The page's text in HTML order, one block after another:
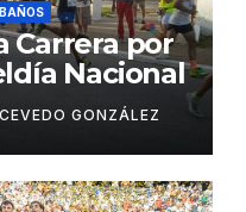
Carrera por
Nacional
GONZÁLEZ